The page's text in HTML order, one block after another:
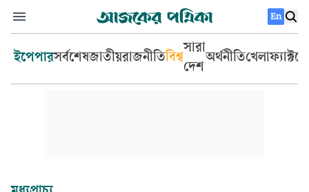
En
ইপেপারসর্বশেষজাতীয়রাজনীতিবিশ্ব
সারা
দেশ
অর্থনীতিখেলা